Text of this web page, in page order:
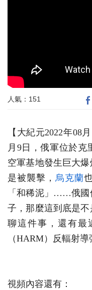
人氣：151
【大紀元2022年08
月9日，俄軍位於克
空軍基地發生巨大
是被襲擊，烏克蘭
「和稀泥」……俄國
子，那麼這到底是
聊這件事，還有最
（HARM）反輻射導
視頻內容還有：